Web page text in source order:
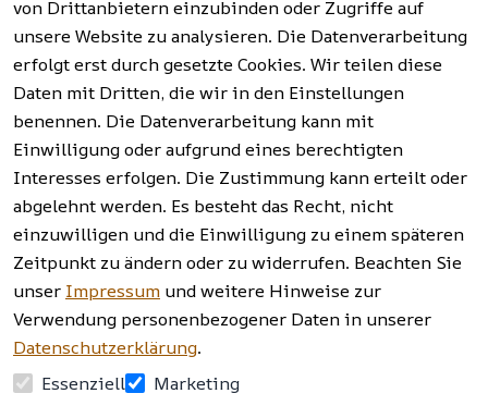
von Drittanbietern einzubinden oder Zugriffe auf
unsere Website zu analysieren. Die Datenverarbeitung
erfolgt erst durch gesetzte Cookies. Wir teilen diese
Daten mit Dritten, die wir in den Einstellungen
benennen. Die Datenverarbeitung kann mit
Einwilligung oder aufgrund eines berechtigten
Interesses erfolgen. Die Zustimmung kann erteilt oder
abgelehnt werden. Es besteht das Recht, nicht
einzuwilligen und die Einwilligung zu einem späteren
Zeitpunkt zu ändern oder zu widerrufen. Beachten Sie
unser Impressum und weitere Hinweise zur
Verwendung personenbezogener Daten in unserer
Datenschutzerklärung.
Essenziell
Marketing
Vertrag
widerrufen
rgung
Facebook |
Instagram |
Newsletter
AGB | Impressum |
Datenschutzerklärung |
Barrierefreiheitserklärung |
Widerrufsrecht